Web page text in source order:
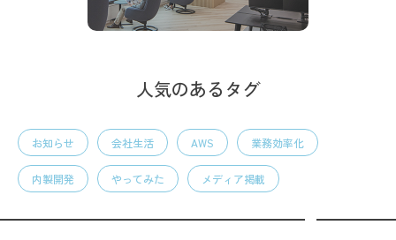
人気のあるタグ
お知らせ 会社生活 AWS 業務効率化
内製開発 やってみた メディア掲載